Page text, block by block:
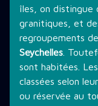
îles, on distingue
granitiques, et
regroupements
Seychelles .
sont habitées. Les
classées selon
ou réservée au